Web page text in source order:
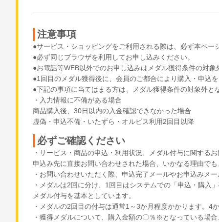
注意事項
●サービス・ショッピングをご利用される際は、必ず本ペー
●必ず同じブラウザを利用してお申し込みください。
●お電話等WEB以外でのお申し込みはメダル獲得条件の対
●1回目のメダル獲得後に、会員のご都合により購入・申込
●下記の事項に当てはまる方は、メダル獲得条件の対象外と
・入力情報に不備がある場合
商品購入後、30日以内の入金確認できなかった場合
虚偽・申込不備・いたずら・オルビス利用2回目以降
必ずご確認ください
・サービス・商品の申込・利用状況、メダル付与に関する
申込み先に直接お問い合わせされた場合、いかなる理由で
・お問い合わせいただく際、申込完了メールやお申込みメ
・メダルは2回に分け、1回目はシステムでの「申込・購
メダル付与を基本としています。
・メダルの2回目の付与は通常1～3か月程度かかります。
・獲得メダルについて、購入金額の〇％※となっている場